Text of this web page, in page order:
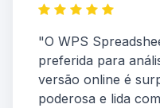
"O WPS
preferida para
versão online é
poderosa e lida